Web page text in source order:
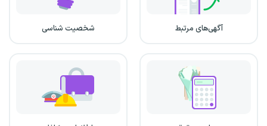
آگهی‌های مرتبط شخصیت شناسی